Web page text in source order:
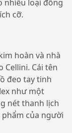
nhiều loại đồng
cỡ.
hoàn và nhà
Cellini. Cái tên
đeo tay tinh
như một
nét thanh lịch
của người